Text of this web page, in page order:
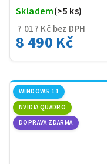
7 017 Kč bez DPH
8 490 Kč
Skladem(>5 ks)
WINDOWS 11
NVIDIA QUADRO
DOPRAVA ZDARMA